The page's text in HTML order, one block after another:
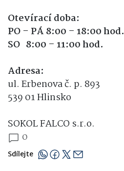
Otevírací doba:
PO – PÁ 8:00 – 18:00 hod.
SO 8:00 – 11:00 hod.
Adresa:
ul. Erbenova č. p. 893
539 01 Hlinsko
SOKOL FALCO s.r.o.
0
Sdílejte